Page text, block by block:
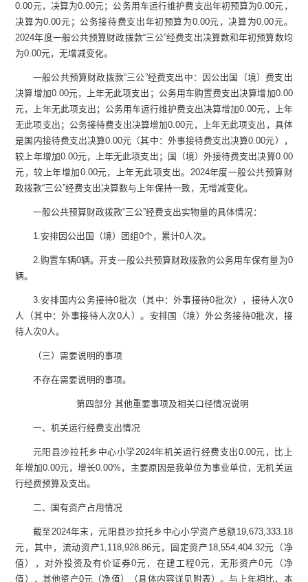
0.00元，决算为0.00元；公务用车运行维护费支出年初预算为0.00元，
决算为0.00元；公务接待费支出年初预算为0.00元，决算为0.00元。
2024年度一般公共预算财政拨款“三公”经费支出决算数和年初预算数均
为0.00元，无增减变化。
一般公共预算财政拨款“三公”经费支出中：因公出国（境）费支出
决算增加0.00元，上年无此项支出；公务用车购置费支出决算增加0.00
元，上年无此项支出；公务用车运行维护费支出决算增加0.00元，上年
无此项支出；公务接待费支出决算增加0.00元，上年无此项支出，具体
是国内接待费支出决算0.00元（其中：外事接待费支出决算0.00元），
较上年增加0.00元，上年无此项支出；国（境）外接待费支出决算0.00
元，较上年增加0.00元，上年无此项支出。 2024年度一般公共预算财
政拨款“三公”经费支出决算数与上年保持一致，无增减变化。
一般公共预算财政拨款“三公”经费支出实物量的具体情况：
1.安排因公出国（境）团组0个，累计0人次。
2.购置车辆0辆。开支一般公共预算财政拨款的公务用车保有量为0
辆。
3.安排国内公务接待0批次（其中：外事接待0批次），接待人次0
人（其中：外事接待人次0人）。安排国（境）外公务接待0批次，接
待人次0人。
（三）需要说明的事项
不存在需要说明的事项。
第四部分 其他重要事项及相关口径情况说明
一、 机关运行经费支出情况
元阳县沙拉托乡中心小学2024年机关运行经费支出0.00元 ，
比上
年增加0.00元，增长0.00% ， 主要原因是我单位为事业单位，无机关运
行经费预算及支出。
二、 国有资产占用情况
截至2024年末，元阳县沙拉托乡中心小学资产总额19,673,333.18
元，其中，流动资产1,118,928.86元，固定资产 18,554,404.32元 （净
值），对外投资及有价证券0元，在建工程0元，无形资产0元（净
值），其他资产0元（净值）（具体内容详见附表）。与上年相比，本